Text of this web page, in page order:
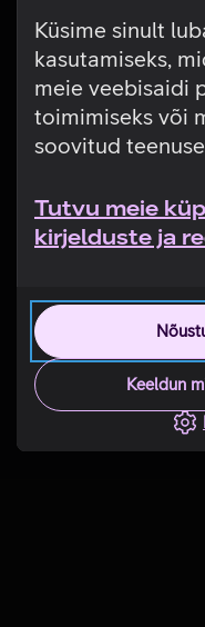
Küsime sinult
kasutamiseks,
meie veebisaidi
toimimiseks või
soovitud
Tutvu meie
kirjelduste ja
Keeldun